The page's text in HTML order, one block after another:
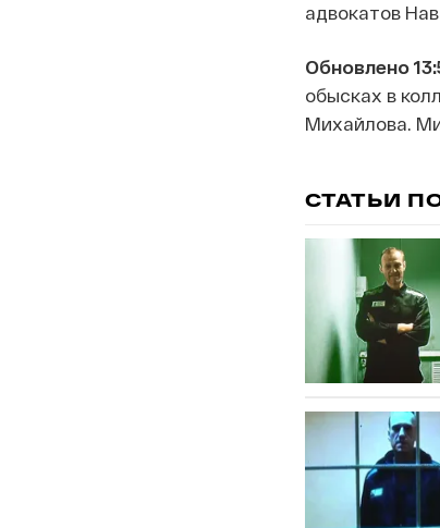
адвокатов
Обновлено
обысках в
Михайлова.
СТАТЬИ